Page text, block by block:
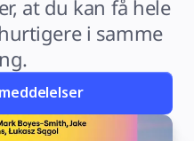
at du kan få hele
i samme